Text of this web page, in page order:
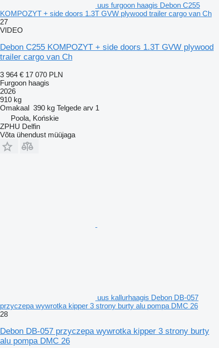
uus furgoon haagis Debon C255
KOMPOZYT + side doors 1.3T GVW plywood trailer cargo van Ch
27
VIDEO
Debon C255 KOMPOZYT + side doors 1.3T GVW plywood
trailer cargo van Ch
3 964 € 17 070 PLN
Furgoon haagis
2026
910 kg
Omakaal 390 kg Telgede arv 1
Poola, Końskie
ZPHU Delfin
Võta ühendust müüjaga
uus kallurhaagis Debon DB-057
przyczepa wywrotka kipper 3 strony burty alu pompa DMC 26
28
Debon DB-057 przyczepa wywrotka kipper 3 strony burty
alu pompa DMC 26